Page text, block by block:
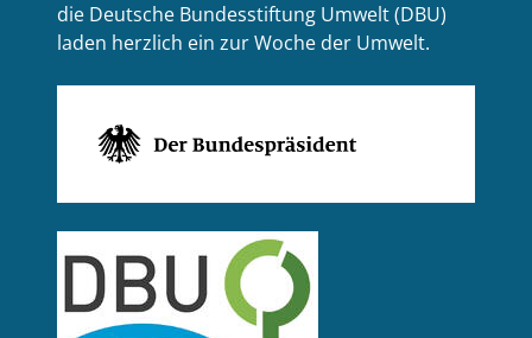
die Deutsche Bundesstiftung Umwelt (DBU)
laden herzlich ein zur Woche der Umwelt.